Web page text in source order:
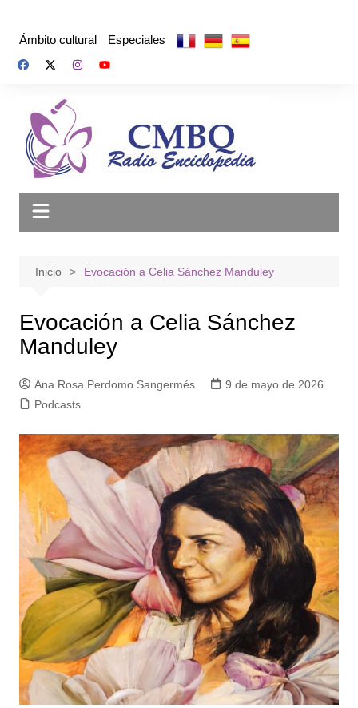
Ámbito cultural Especiales
Inicio Evocación a Celia Sánchez Manduley
Evocación a Celia Sánchez
Manduley
Ana Rosa Perdomo Sangermés
9 de mayo de 2026
Podcasts